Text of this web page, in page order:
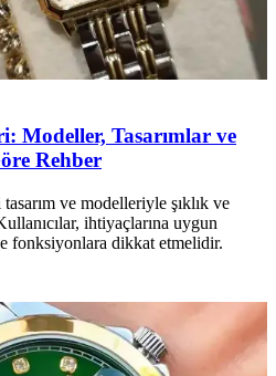
Modeller, Tasarımlar ve
Rehber
ve modelleriyle şıklık ve
ihtiyaçlarına uygun
fonksiyonlara dikkat etmelidir.